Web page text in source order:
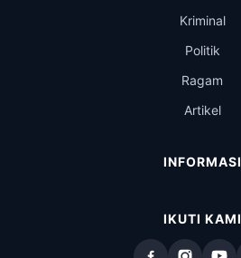
Kriminal
Politik
Ragam
Artikel
INFORMASI
IKUTI KAMI